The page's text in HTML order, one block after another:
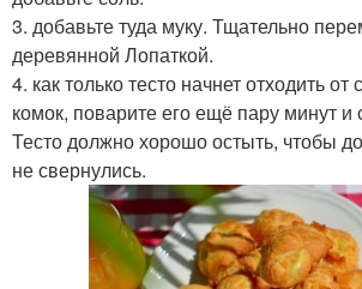
3. добавьте туда муку. Тщательно
деревянной Лопаткой.
4. как только тесто начнет отходить от
комок, поварите его ещё пару минут и
Тесто должно хорошо остыть, чтобы
не свернулись.